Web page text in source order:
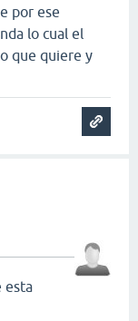
por ese
lo cual el
que quiere y
esta